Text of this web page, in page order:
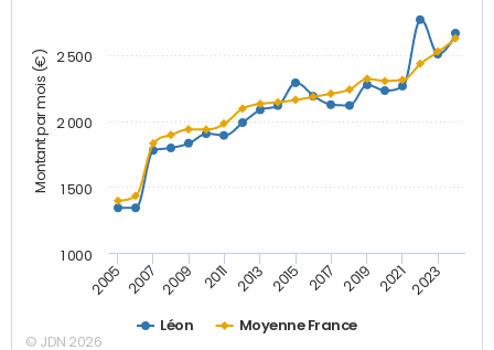
Montant par mois (€)
Léon Moyenne France
2005 2007 2009 2011 2013 2015 2017 2019 2021 2023
1 000
1 500
2 000
2 500
© JDN 2026